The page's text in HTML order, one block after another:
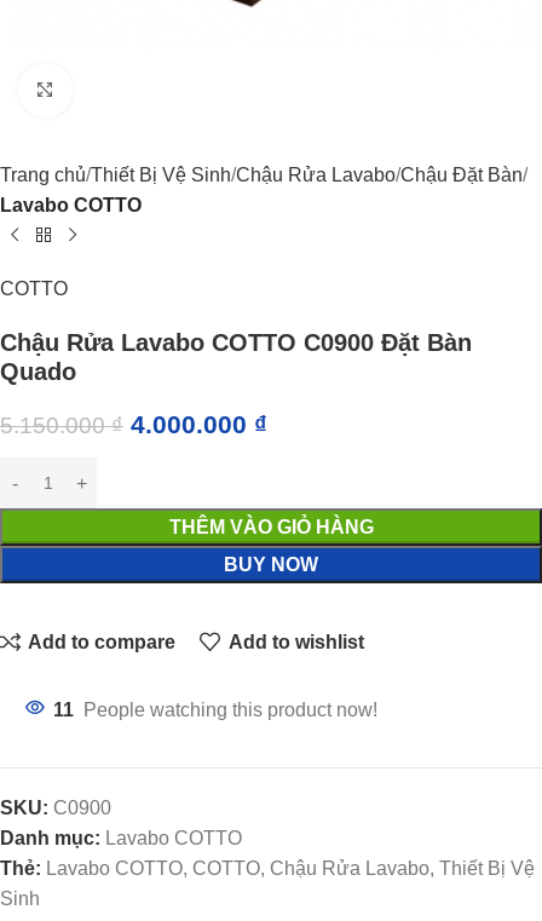
Trang chủ Thiết Bị Vệ Sinh Chậu Rửa Lavabo Chậu Đặt Bàn
Lavabo COTTO
COTTO
Chậu Rửa Lavabo COTTO C0900 Đặt Bàn
Quado
5.150.000₫ 4.000.000 ₫
THÊM VÀO GIỎ HÀNG
BUY NOW
Add to compare Add to wishlist
11 People watching this product now!
SKU: C0900
Danh mục: Lavabo COTTO
Thẻ: Lavabo COTTO, COTTO, Chậu Rửa Lavabo, Thiết Bị Vệ
Sinh